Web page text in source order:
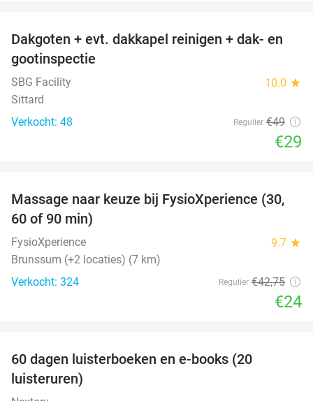
41%
Dakgoten + evt. dakkapel reinigen + dak- en
gootinspectie
SBG Facility 10.0 star
Sittard
Verkocht: 48
Regulier €49
€29
44%
Massage naar keuze bij FysioXperience (30,
60 of 90 min)
FysioXperience 9.7 star
Brunssum (+2 locaties) (7 km)
Verkocht: 324
Regulier €42,75
€24
60 dagen luisterboeken en e-books (20
luisteruren)